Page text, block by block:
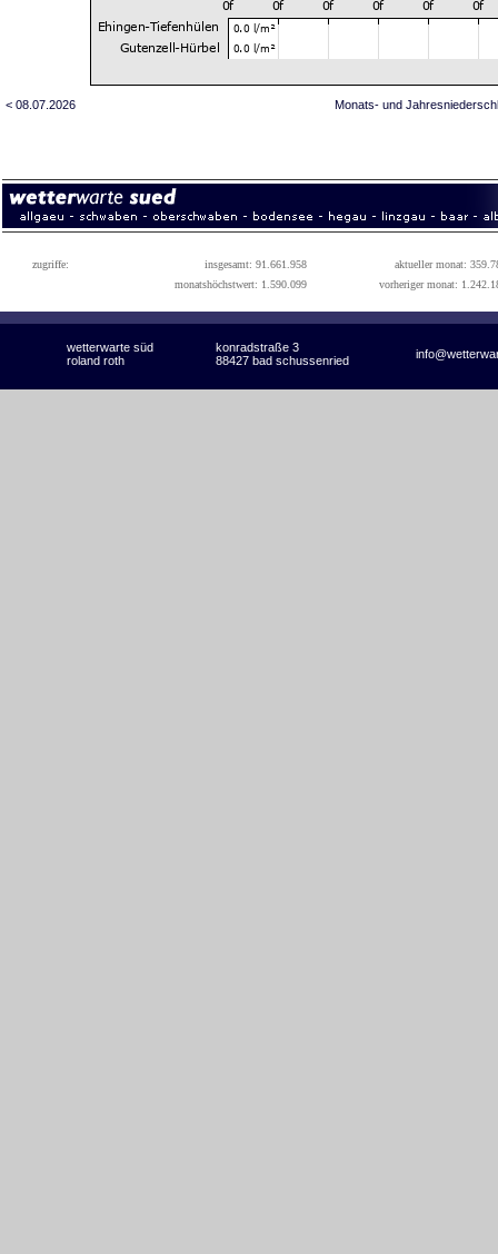
< 08.07.2026 Monats- und
zugriffe: insgesamt: 91.661.958
aktueller monat:
monatshöchstwert: 1.590.099
vorheriger monat:
wetterwarte süd konradstraße 3
roland roth 88427 bad schussenried